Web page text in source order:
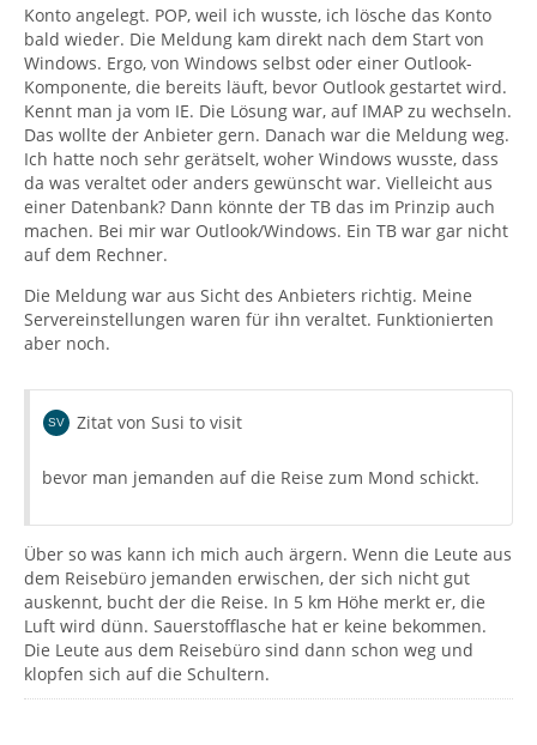
Konto angelegt. POP, weil ich wusste, ich lösche das Konto
bald wieder. Die Meldung kam direkt nach dem Start von
Windows. Ergo, von Windows selbst oder einer Outlook-
Komponente, die bereits läuft, bevor Outlook gestartet wird.
Kennt man ja vom IE. Die Lösung war, auf IMAP zu wechseln.
Das wollte der Anbieter gern. Danach war die Meldung weg.
Ich hatte noch sehr gerätselt, woher Windows wusste, dass
da was veraltet oder anders gewünscht war. Vielleicht aus
einer Datenbank? Dann könnte der TB das im Prinzip auch
machen. Bei mir war Outlook/Windows. Ein TB war gar nicht
auf dem Rechner.
Die Meldung war aus Sicht des Anbieters richtig. Meine
Servereinstellungen waren für ihn veraltet. Funktionierten
aber noch.
Zitat von Susi to visit
bevor man jemanden auf die Reise zum Mond schickt.
Über so was kann ich mich auch ärgern. Wenn die Leute aus
dem Reisebüro jemanden erwischen, der sich nicht gut
auskennt, bucht der die Reise. In 5 km Höhe merkt er, die
Luft wird dünn. Sauerstofflasche hat er keine bekommen.
Die Leute aus dem Reisebüro sind dann schon weg und
klopfen sich auf die Schultern.